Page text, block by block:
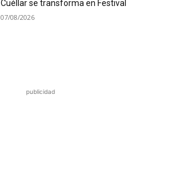
Cuéllar se transforma en Festival
07/08/2026
publicidad